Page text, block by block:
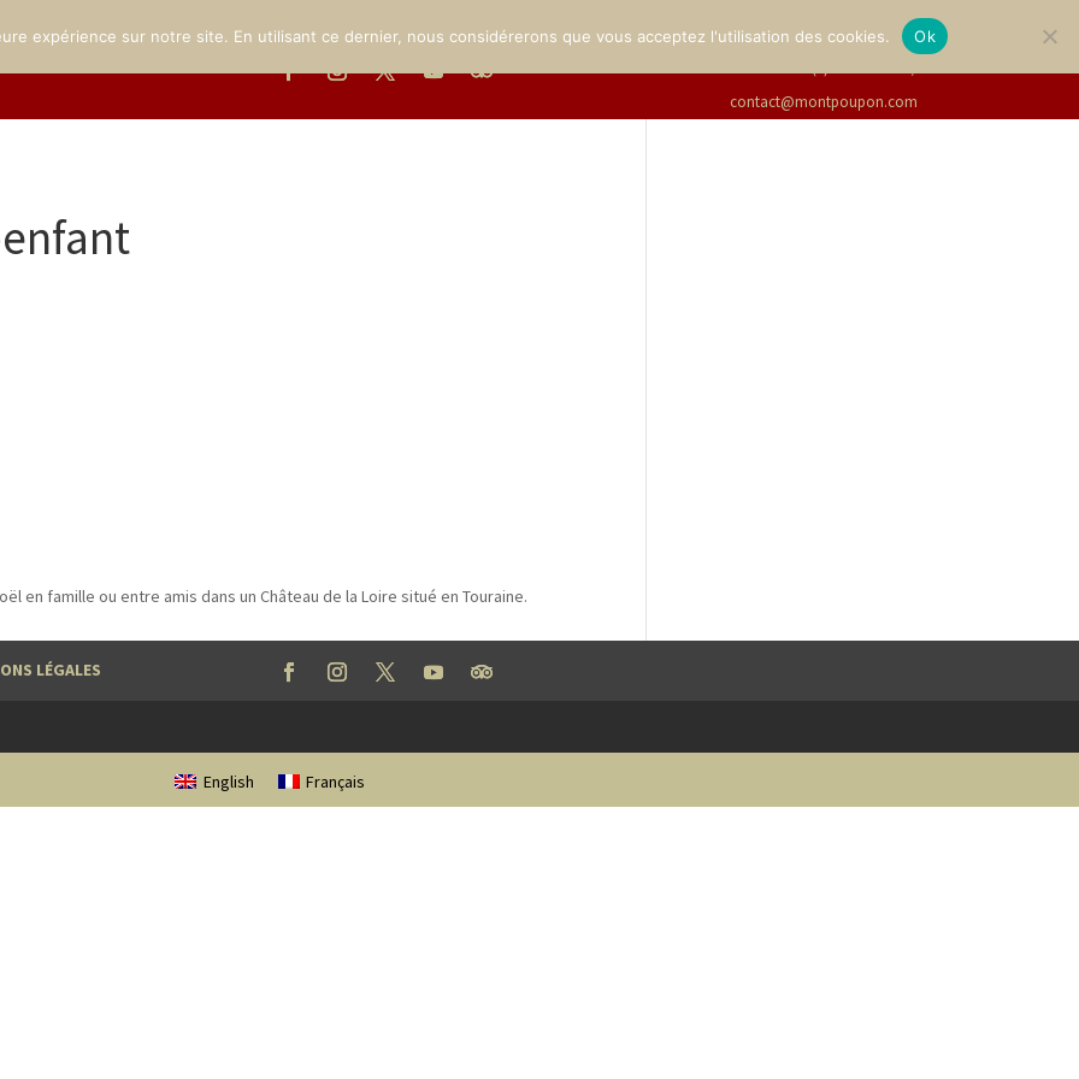
LE PARC INFOS PRATIQUES ÉVÉNEMENTS GALERIE BILLETTERIE Français
+33(0)2 47 94 21 15/
contact@montpoupon.com
en famille ou entre amis dans un Château de la Loire situé en Touraine.
LÉGALES
English Français
expérience sur notre site. En utilisant ce dernier, nous considérerons que vous acceptez l'utilisation des cookies. Ok